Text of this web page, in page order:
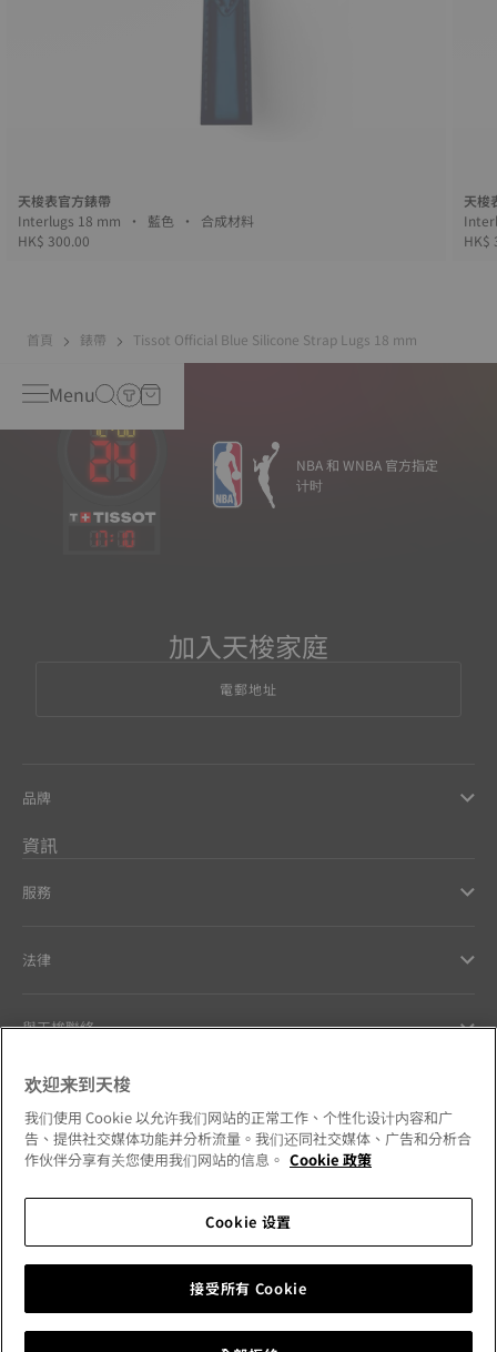
天梭表官方錶帶
Interlugs 18 mm • 藍色 • 合成材料
HK$ 300.00
天梭
HK$
首頁 錶帶 Tissot Official Blue Silicone Strap Lugs 18 mm
Menu
17: 10
NBA 和 WNBA 官方指定
计时
加入天梭家庭
電郵地址
品牌
資訊
服務
法律
與天梭聯絡
Our commitments
Hong Kong SAR•香港特別行政區
Change country
欢迎来到天梭
我们使用 Cookie 以允许我们网站的正常工作、个性化设计内容和广
告、提供社交媒体功能并分析流量。我们还同社交媒体、广告和分析合
作伙伴分享有关您使用我们网站的信息。 Cookie 政策
Cookie 设置
接受所有 Cookie